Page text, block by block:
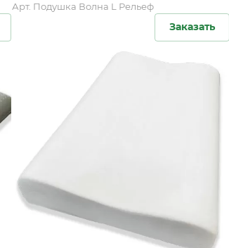
Арт. Подушка Волна L Рельеф
Заказать